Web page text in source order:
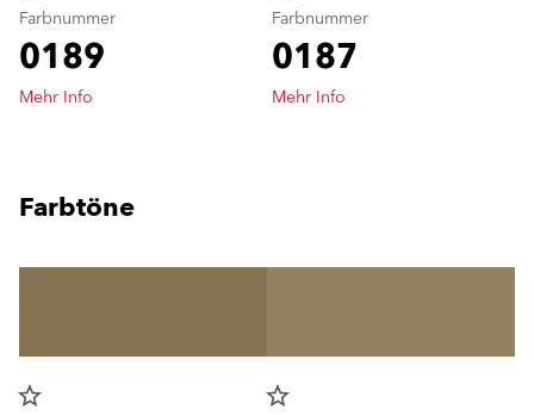
Farbnummer
0189
Mehr Info
Farbnummer
0187
Mehr Info
Farbtöne
star_border
star_border